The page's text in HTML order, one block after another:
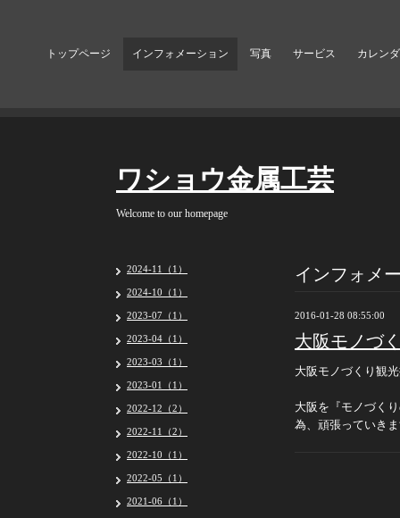
トップページ インフォメーション 写真 サービス カレン
ワショウ金属工芸
Welcome to our homepage
インフォメ
2016-01-28 08:55:00
大阪モノづ
大阪モノづくり観
大阪を『モノづく
為、頑張っていき
2024-11（1）
2024-10（1）
2023-07（1）
2023-04（1）
2023-03（1）
2023-01（1）
2022-12（2）
2022-11（2）
2022-10（1）
2022-05（1）
2021-06（1）